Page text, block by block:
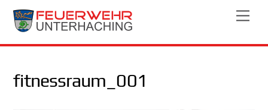
Skip
fitnessraum_001